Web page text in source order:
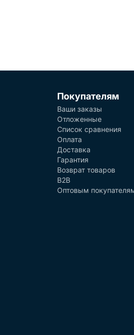
Покупателям
Ваши заказы
Отложенные
Список сравнения
Оплата
Доставка
Гарантия
Возврат товаров
B2B
Оптовым